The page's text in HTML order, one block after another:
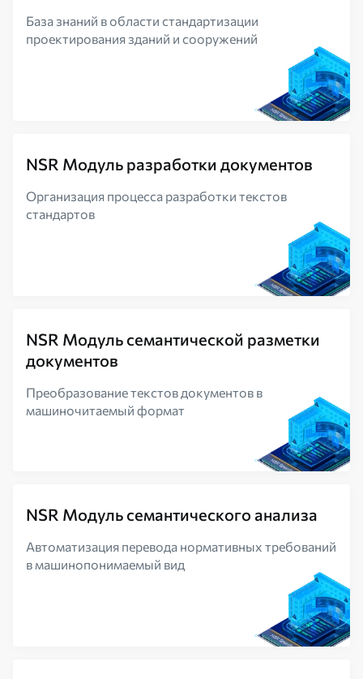
База знаний в области стандартизации
проектирования зданий и сооружений
NSR Модуль разработки документов
Организация процесса разработки текстов
стандартов
NSR Модуль семантической разметки
документов
Преобразование текстов документов в
машиночитаемый формат
NSR Модуль семантического анализа
Автоматизация перевода нормативных требований
в машинопонимаемый вид